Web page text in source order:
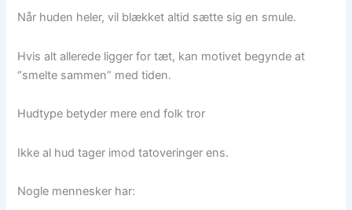
Når huden heler, vil blækket altid sætte sig en smule.
Hvis alt allerede ligger for tæt, kan motivet begynde at
“smelte sammen” med tiden.
Hudtype betyder mere end folk tror
Ikke al hud tager imod tatoveringer ens.
Nogle mennesker har: